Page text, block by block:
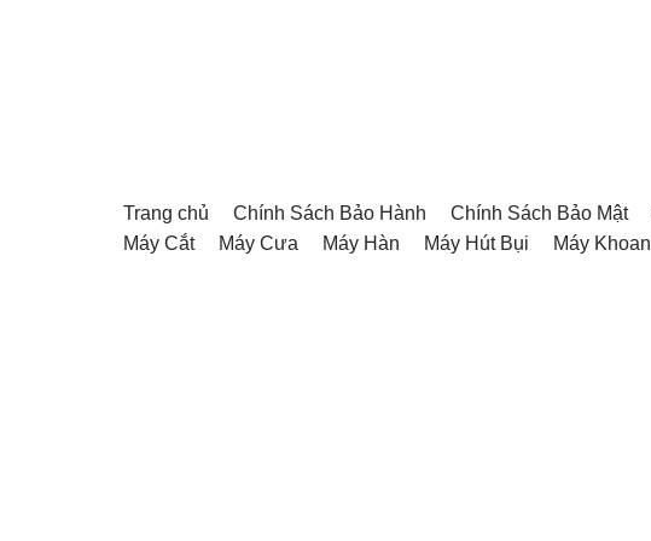
Trang chủ Chính Sách Bảo Hành Chính Sách Bảo Mật
Máy Cắt
Máy Cưa Máy Hàn Máy Hút Bụi Máy Khoan